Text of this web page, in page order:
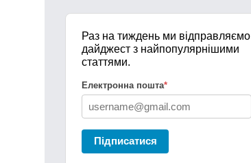
Раз на тиждень ми відправляємо
дайджест з найпопулярнішими
статтями.
Електронна пошта*
Підписатися